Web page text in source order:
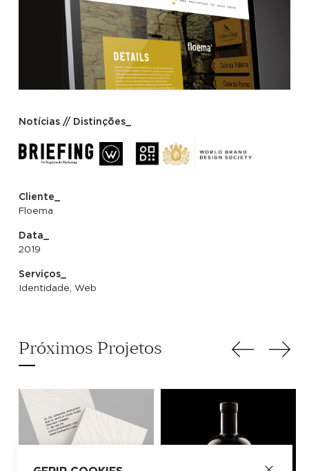
Notícias // Distinções_
Cliente_
Floema
Data_
2019
Serviços_
Identidade, Web
Próximos Projetos